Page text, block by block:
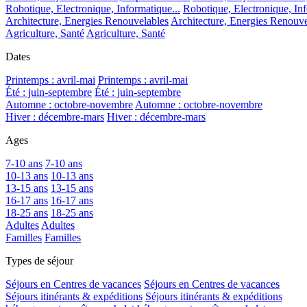
Robotique, Electronique, Informatique... Robotique, Electronique,
Architecture, Energies Renouvelables Architecture, Energies
Agriculture, Santé Agriculture, Santé
Dates
Printemps : avril-mai Printemps : avril-mai
Été : juin-septembre Été : juin-septembre
Automne : octobre-novembre Automne : octobre-novembre
Hiver : décembre-mars Hiver : décembre-mars
Ages
7-10 ans 7-10 ans
10-13 ans 10-13 ans
13-15 ans 13-15 ans
16-17 ans 16-17 ans
18-25 ans 18-25 ans
Adultes Adultes
Familles Familles
Types de séjour
Séjours en Centres de vacances Séjours en Centres de vacances
Séjours itinérants & expéditions Séjours itinérants & expéditions